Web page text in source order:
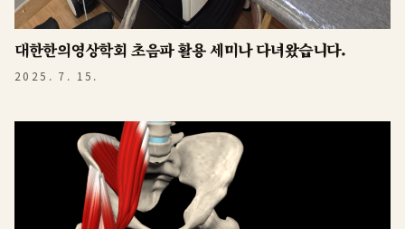
대한한의영상학회 초음파 활용 세미나 다녀왔습니다.
2025. 7. 15.